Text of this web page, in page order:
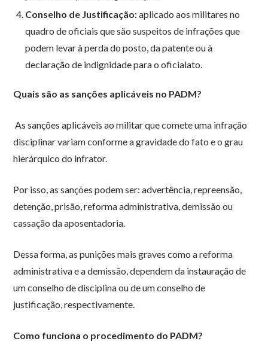
Conselho de Justificação:aplicado aos militares no
quadro de oficiais que são suspeitos de infrações que
podem levar à perda do posto, da patente ou à
declaração de indignidade para o oficialato.
Quais são as sanções aplicáveis no PADM?
As sanções aplicáveis ao militar que comete uma infração
disciplinar variam conforme a gravidade do fato e o grau
hierárquico do infrator.
Por isso, as sanções podem ser: advertência, repreensão,
detenção, prisão, reforma administrativa, demissão ou
cassação da aposentadoria.
Dessa forma, as punições mais graves como a reforma
administrativa e a demissão, dependem da instauração de
um conselho de disciplina ou de um conselho de
justificação, respectivamente.
Como funciona o procedimento do PADM?